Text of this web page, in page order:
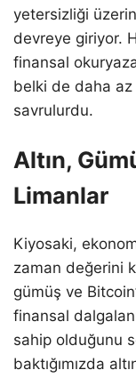
yetersizliği
devreye giriyor.
finansal
belki de daha
savrulurdu.
Altın,
Limanlar
Kiyosaki,
zaman değerini
gümüş ve
finansal
sahip olduğunu
baktığımızda